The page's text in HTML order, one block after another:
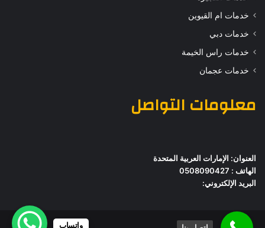
خدمات ام القيوين
خدمات دبي
خدمات راس الخيمة
خدمات عجمان
معلومات التواصل
العنوان: الإمارات العربية المتحدة
الهاتف : 0508090427
البريد الإلكتروني:
واتساب